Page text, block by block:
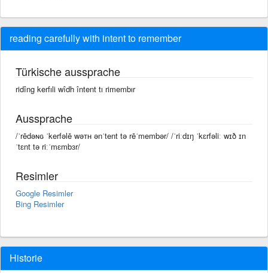
reading carefully with intent to remember
Türkische aussprache
ridîng kerfıli wîdh întent tı rimembır
Aussprache
/ˈrēdəɴɢ ˈkerfəlē wəᴛʜ ənˈtent tə rēˈmembər/ /ˈriːdɪŋ ˈkɛrfəliː wɪð ɪn
ˈtɛnt tə riːˈmɛmbɜr/
Resimler
Google Resimler
Bing Resimler
Historie